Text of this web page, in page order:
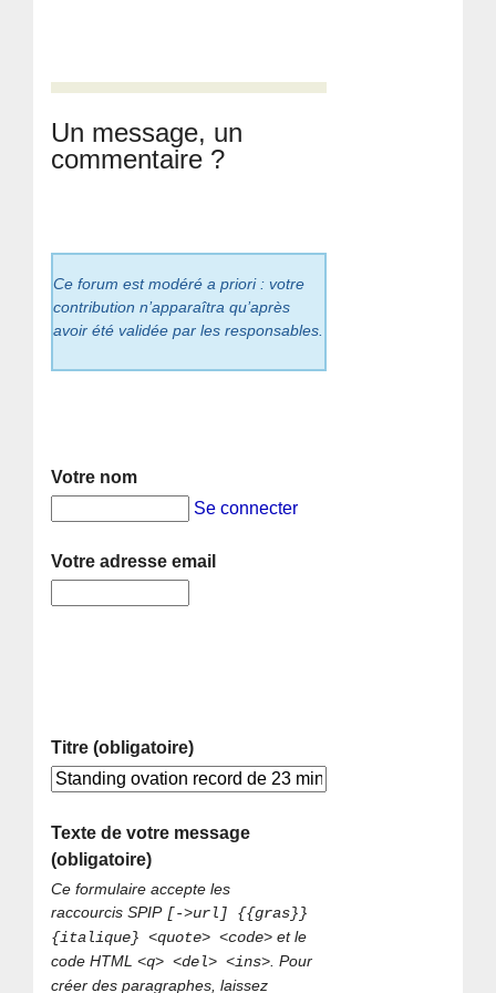
Un message, un
commentaire ?
Ce forum est modéré a priori : votre
contribution n’apparaîtra qu’après
avoir été validée par les responsables.
Votre nom
Se connecter
Votre adresse email
Titre (obligatoire)
Texte de votre message
(obligatoire)
Ce formulaire accepte les
raccourcis SPIP [->url] {{gras}}
{italique} <quote> <code> et le
code HTML<q> <del> <ins> . Pour
créer des paragraphes, laissez